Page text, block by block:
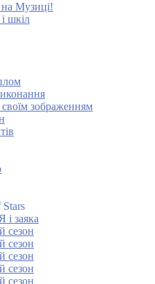
Музиці!
шкіл
зображенням
заяка
сезон
сезон
сезон
сезон
сезон